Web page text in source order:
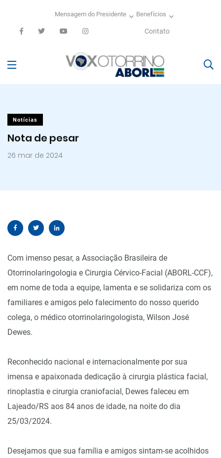
Mensagem do Presidente Benefícios
Contato
Notícias
Nota de pesar
26 mar de 2024
Com imenso pesar, a Associação Brasileira de
Otorrinolaringologia e Cirurgia Cérvico-Facial (ABORL-CCF),
em nome de toda a equipe, lamenta e se solidariza com os
familiares e amigos pelo falecimento do nosso querido
colega, o médico otorrinolaringologista, Wilson José
Dewes.
Reconhecido nacional e internacionalmente por sua
imensa e apaixonada dedicação à cirurgia plástica facial,
rinoplastia e cirurgia craniofacial, Dewes faleceu em
Lajeado/RS aos 84 anos de idade, na noite do dia
25/03/2024.
Desejamos que sua família e amigos sintam-se acolhidos